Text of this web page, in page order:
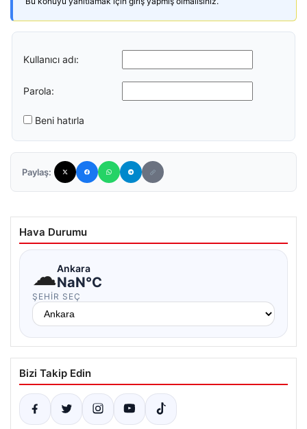
Kullanıcı adı:
Parola:
Beni hatırla
Paylaş:
Hava Durumu
☁Ankara
NaN°C
ŞEHIR SEÇ
Bizi Takip Edin